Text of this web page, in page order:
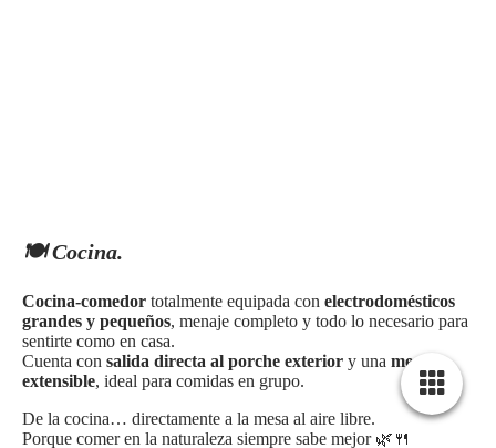
🍽️ Cocina.
Cocina-comedor totalmente equipada con electrodomésticos
grandes y pequeños, menaje completo y todo lo necesario para
sentirte como en casa.
Cuenta con salida directa al porche exterior y una mesa
extensible, ideal para comidas en grupo.
De la cocina… directamente a la mesa al aire libre.
Porque comer en la naturaleza siempre sabe mejor 🌿🍴